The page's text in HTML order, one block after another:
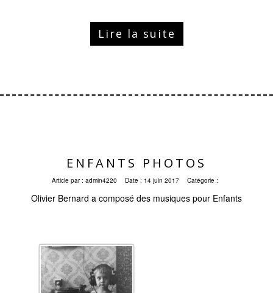
Lire la suite
ENFANTS PHOTOS
Article par : admin4220 Date : 14 juin 2017 Catégorie :
Olivier Bernard a composé des musiques pour Enfants